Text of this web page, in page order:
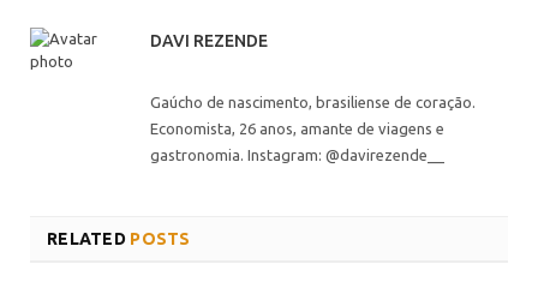
DAVI REZENDE
Gaúcho de nascimento, brasiliense de coração.
Economista, 26 anos, amante de viagens e
gastronomia. Instagram: @davirezende__
RELATED POSTS